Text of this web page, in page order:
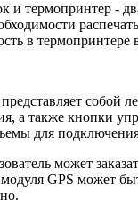
термопринтер -
в термопринтере
а также кнопки
для
может
GPS может